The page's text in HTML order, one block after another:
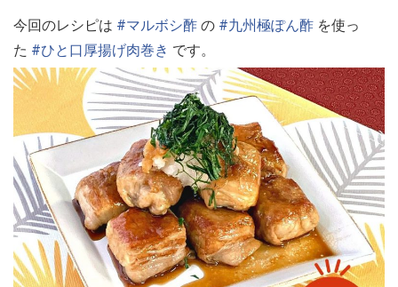
今回のレシピは #マルボシ酢 の #九州極ぽん酢 を使っ
た #ひと口厚揚げ肉巻き です。